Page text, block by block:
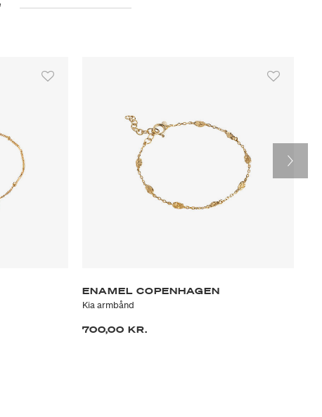
ENAMEL COPENHAGEN
Kia armbånd
700,00 KR.